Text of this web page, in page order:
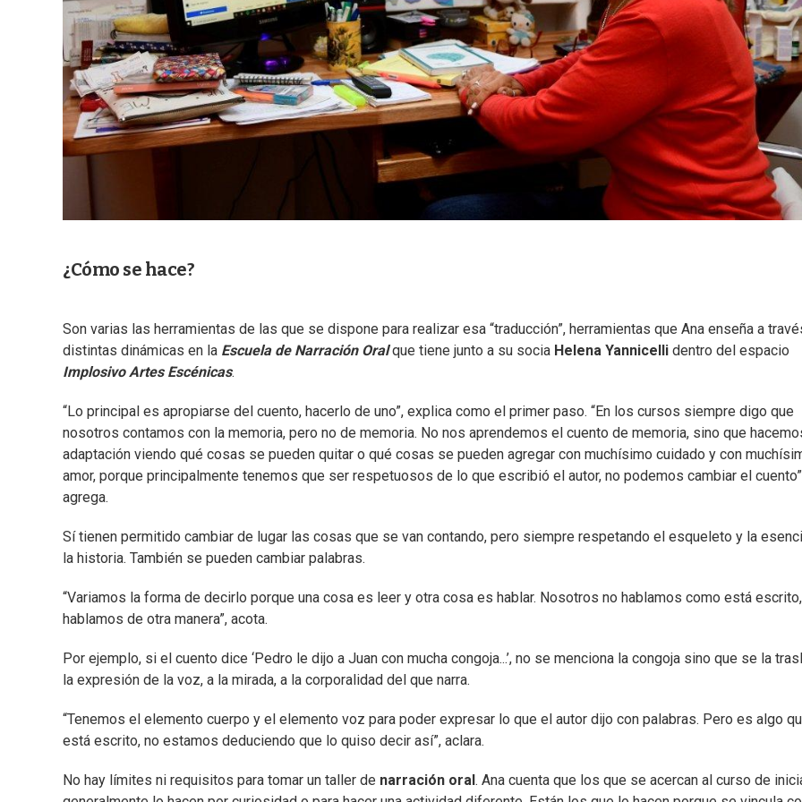
¿Cómo se hace?
Son varias las herramientas de las que se dispone para realizar esa “traducción”, herramientas que Ana enseña a
distintas dinámicas en la Escuela de Narración Oralque tiene junto a su socia Helena Yannicelli dentro del espacio
Implosivo Artes Escénicas.
“Lo principal es apropiarse del cuento, hacerlo de uno”, explica como el primer paso. “En los cursos siempre digo que
nosotros contamos con la memoria, pero no de memoria. No nos aprendemos el cuento de memoria, sino que
adaptación viendo qué cosas se pueden quitar o qué cosas se pueden agregar con muchísimo cuidado y con
amor, porque principalmente tenemos que ser respetuosos de lo que escribió el autor, no podemos cambiar el
agrega.
Sí tienen permitido cambiar de lugar las cosas que se van contando, pero siempre respetando el esqueleto y la
la historia. También se pueden cambiar palabras.
“Variamos la forma de decirlo porque una cosa es leer y otra cosa es hablar. Nosotros no hablamos como está escrito,
hablamos de otra manera”, acota.
Por ejemplo, si el cuento dice ‘Pedro le dijo a Juan con mucha congoja...’, no se menciona la congoja sino que se la
la expresión de la voz, a la mirada, a la corporalidad del que narra.
“Tenemos el elemento cuerpo y el elemento voz para poder expresar lo que el autor dijo con palabras. Pero es algo
está escrito, no estamos deduciendo que lo quiso decir así”, aclara.
No hay límites ni requisitos para tomar un taller de narración oral . Ana cuenta que los que se acercan al curso de